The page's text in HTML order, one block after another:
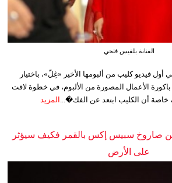
الفنانة بلقيس فتحي
فيديو كليب من ألبومها الأخير «غِلّ»، باختيار
الأعمال المصورة من الألبوم، في خطوة لاقت
خاصة أن الكليب ابتعد عن الفك�... المزيد
صاروخ سبيس إكس بالقمر فكيف سيؤثر
على الأرض